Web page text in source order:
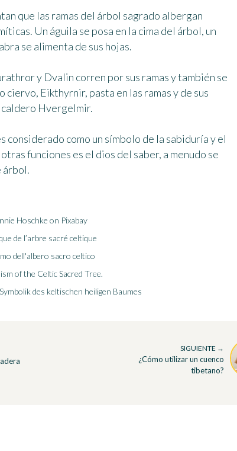
que las ramas del árbol sagrado albergan
Un águila se posa en la cima del árbol, un
se alimenta de sus hojas.
y Dvalin corren por sus ramas y también se
Eikthyrnir, pasta en las ramas y de sus
caldero Hvergelmir.
considerado como un símbolo de la sabiduría y el
funciones es el dios del saber, a menudo se
árbol.
Hoschke on Pixabay
de l’arbre sacré celtique
dell'albero sacro celtico
of the Celtic Sacred Tree.
des keltischen heiligen Baumes
SIGUIENTE →
¿Cómo utilizar un cuenco
tibetano?